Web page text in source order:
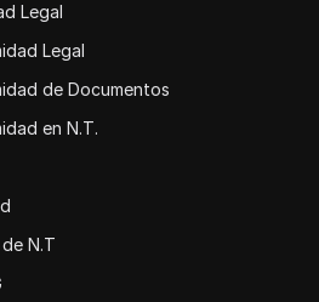
Legal
Legal
de Documentos
en N.T.
N.T